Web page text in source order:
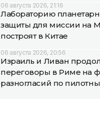
06 августа 2026, 21:16
Лабораторию
защиты для миссии на
построят в Китае
06 августа 2026, 20:56
Израиль и Ливан
переговоры в Риме на
разногласий по